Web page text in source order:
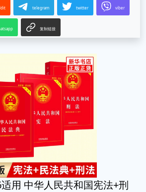
telegram twitter viber
复制链接
适用 中华人民共和国宪法+刑